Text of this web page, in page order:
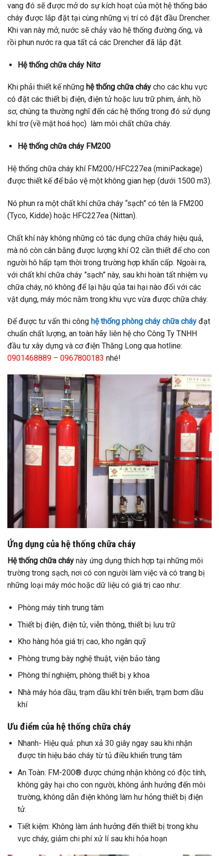
vang đó sẽ được mở do sự kích hoạt của một hệ thống báo
cháy được lắp đặt tại cùng những vị trí có đặt đầu Drencher.
Khi van này mở, nước sẽ chảy vào hệ thống đường ống, và
rồi phun nước ra qua tất cả các Drencher đã lắp đặt.
Hệ thống chữa cháy Nitơ
Khi phải thiết kế những hệ thống chữa cháy cho các khu vực
có đặt các thiết bị điện, điện tử hoặc lưu trữ phim, ảnh, hồ
sơ, chúng ta thường nghĩ đến các hệ thống trong đó sử dụng
khí trơ (về mặt hoá học) làm môi chất chữa cháy.
Hệ thống chữa cháy FM200
Hệ thống chữa cháy khí FM200/HFC227ea (miniPackage)
được thiết kế để bảo vệ một không gian hẹp (dưới 1500 m3).
Nó phun ra một chất khí chữa cháy “sạch” có tên là FM200
(Tyco, Kidde) hoặc HFC227ea (Nittan).
Chất khí này không những có tác dụng chữa cháy hiệu quả,
mà nó còn cân bằng được lượng khí O2 cần thiết để cho con
người hô hấp tạm thời trong trường hợp khẩn cấp. Ngoài ra,
với chất khí chữa cháy ”sạch” này, sau khi hoàn tất nhiệm vụ
chữa cháy, nó không để lại hậu qủa tai hại nào đối với các
vật dụng, máy móc nằm trong khu vực vừa được chữa cháy.
Để được tư vấn thi công hệ thống phòng cháy chữa cháy đạt
chuẩn chất lượng, an toàn hãy liên hệ cho Công Ty TNHH
đầu tư xây dựng và cơ điện Thăng Long qua hotline:
0901468889 – 0967800183 nhé!
Ứng dụng của hệ thống chữa cháy
Hệ thống chữa cháy này ứng dụng thích hợp tại những môi
trường trong sạch, nơi có con người làm việc và có trang bị
những loại máy móc hoặc dữ liệu có giá trị cao như:
Phòng máy tính trung tâm
Thiết bị điện, điện tử, viễn thông, thiết bị lưu trữ
Kho hàng hóa giá trị cao, kho ngân quỹ
Phòng trưng bày nghệ thuật, viện bảo tàng
Phòng thí nghiệm, phòng thiết bị y khoa
Nhà máy hóa dầu, trạm dầu khí trên biển, trạm bơm dầu
khí
Ưu điểm của hệ thống chữa cháy
Nhanh- Hiệu quả: phun xả 30 giây ngay sau khi nhận
được tín hiệu báo cháy từ tủ điều khiển trung tâm
An Toàn: FM-200® được chứng nhận không có độc tính,
không gây hại cho con người, không ảnh hưởng đến môi
trường, không dẫn điện không làm hư hỏng thiết bị điện
tử.
Tiết kiệm: Không làm ảnh hưởng đến thiết bị trong khu
vực cháy, giảm chi phí xử lí sau khi hỏa hoạn